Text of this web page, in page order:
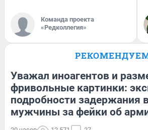
Команда проекта
«Редколлегия»
Уважал иноагентов и
фривольные картинки:
подробности задержания
мужчины за фейки об